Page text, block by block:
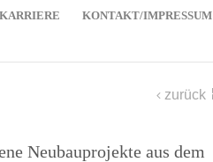
KARRIERE KONTAKT/IMPRESSUM
zurück
Neubauprojekte aus dem